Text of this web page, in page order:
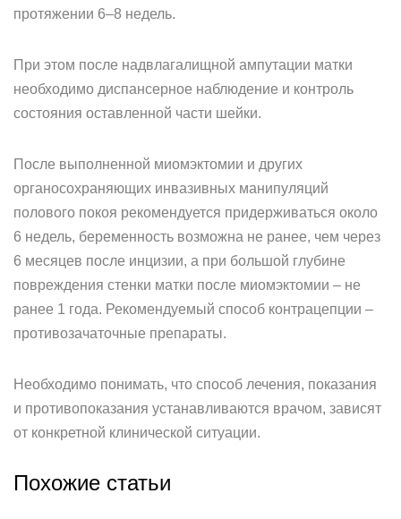
протяжении 6–8 недель.
При этом после надвлагалищной ампутации матки
необходимо диспансерное наблюдение и контроль
состояния оставленной части шейки.
После выполненной миомэктомии и других
органосохраняющих инвазивных манипуляций
полового покоя рекомендуется придерживаться около
6 недель, беременность возможна не ранее, чем через
6 месяцев после инцизии, а при большой глубине
повреждения стенки матки после миомэктомии – не
ранее 1 года. Рекомендуемый способ контрацепции –
противозачаточные препараты.
Необходимо понимать, что способ лечения, показания
и противопоказания устанавливаются врачом, зависят
от конкретной клинической ситуации.
Похожие статьи